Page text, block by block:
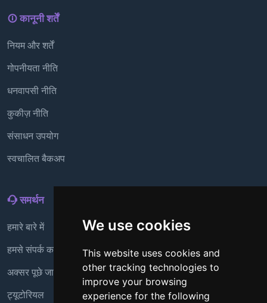
We use cookies
This website uses cookies and
other tracking technologies to
improve your browsing
experience for the following
कानूनी शर्तें
नियम और शर्तें
गोपनीयता नीति
धनवापसी नीति
कुकीज़ नीति
संसाधन उपयोग
स्वचालित बैकअप
समर्थन
हमारे बारे में
हमसे संपर्क करें
अक्सर पूछे जाने वाले प्रश्न
ट्यूटोरियल